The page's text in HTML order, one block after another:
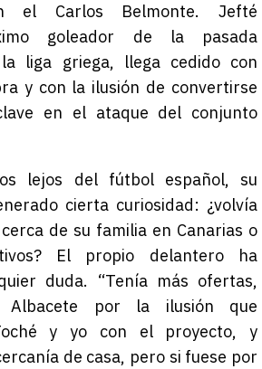
el Carlos Belmonte. Jefté
goleador de la pasada
liga griega, llega cedido con
y con la ilusión de convertirse
en el ataque del conjunto
lejos del fútbol español, su
cierta curiosidad: ¿volvía
de su familia en Canarias o
El propio delantero ha
duda. “Tenía más ofertas,
por la ilusión que
y yo con el proyecto, y
de casa, pero si fuese por